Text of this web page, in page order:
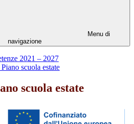
Menu di
navigazione
2021 – 2027
scuola estate
scuola estate